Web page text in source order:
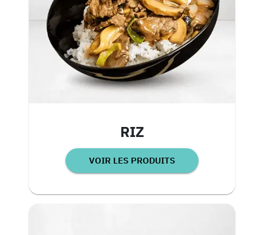
RIZ
VOIR LES PRODUITS